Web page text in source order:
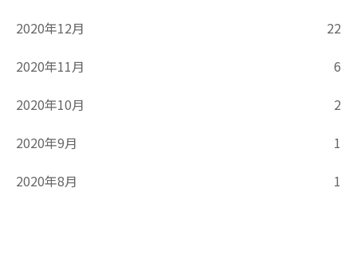
2020年12月
22
2020年11月
6
2020年10月
2
2020年9月
1
2020年8月
1